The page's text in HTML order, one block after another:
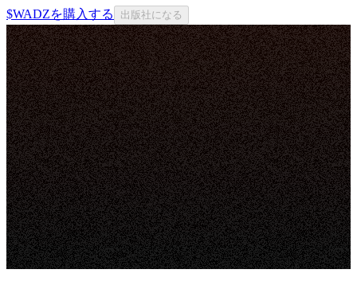
$WADZを購入する 出版社になる